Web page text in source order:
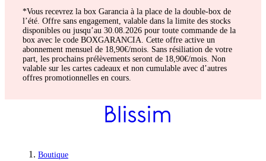
*Vous recevrez la box Garancia à la place de la double-box de
l’été. Offre sans engagement, valable dans la limite des stocks
disponibles ou jusqu’au 30.08.2026 pour toute commande de la
box avec le code BOXGARANCIA. Cette offre active un
abonnement mensuel de 18,90€/mois. Sans résiliation de votre
part, les prochains prélèvements seront de 18,90€/mois. Non
valable sur les cartes cadeaux et non cumulable avec d’autres
offres promotionnelles en cours.
Cindy
Boutique